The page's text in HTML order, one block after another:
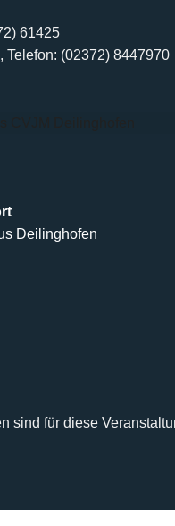
61425
Telefon: (02372) 8447970
Deilinghofen
sind für diese